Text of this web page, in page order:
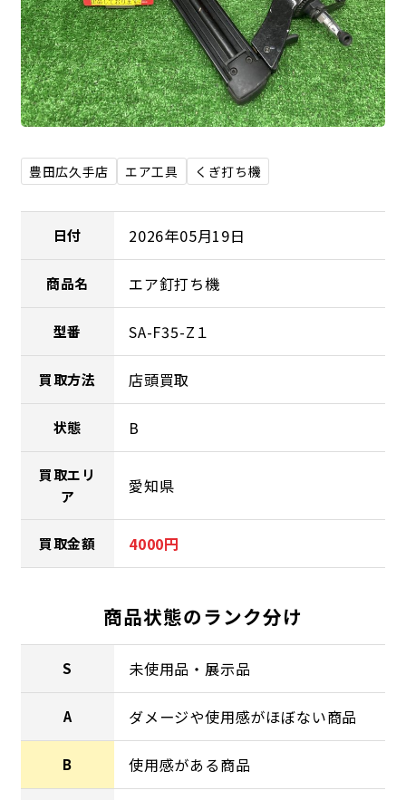
豊田広久手店 エア工具 くぎ打ち機
日付 2026年05月19日
商品名 エア釘打ち機
型番 SA-F35-Z１
買取方法 店頭買取
状態 B
買取エリ
ア
愛知県
買取金額 4000円
商品状態のランク分け
S 未使用品・展示品
A ダメージや使用感がほぼない商品
B 使用感がある商品